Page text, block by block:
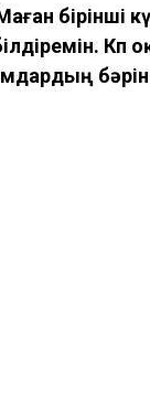
бірінші